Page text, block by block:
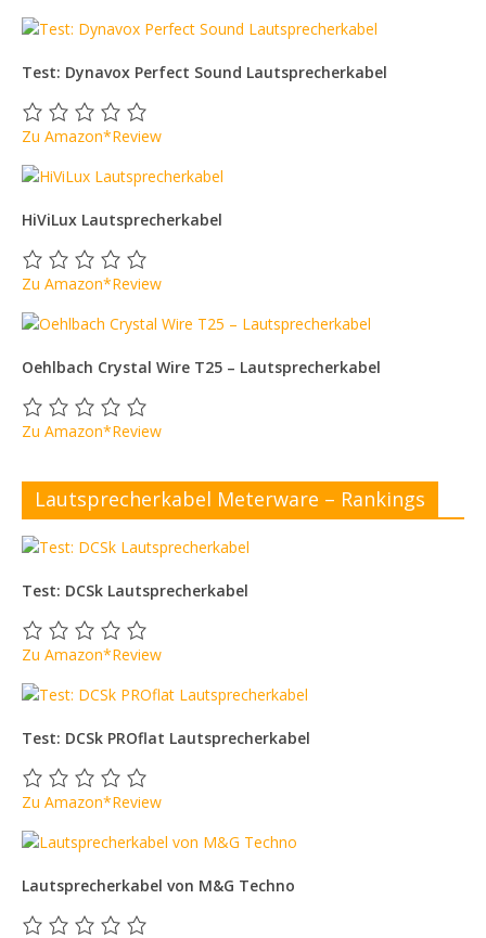
Test: Dynavox Perfect Sound Lautsprecherkabel
Zu Amazon*Review
HiViLux Lautsprecherkabel
Zu Amazon*Review
Oehlbach Crystal Wire T25 – Lautsprecherkabel
Zu Amazon*Review
Lautsprecherkabel Meterware – Rankings
Test: DCSk Lautsprecherkabel
Zu Amazon*Review
Test: DCSk PROflat Lautsprecherkabel
Zu Amazon*Review
Lautsprecherkabel von M&G Techno